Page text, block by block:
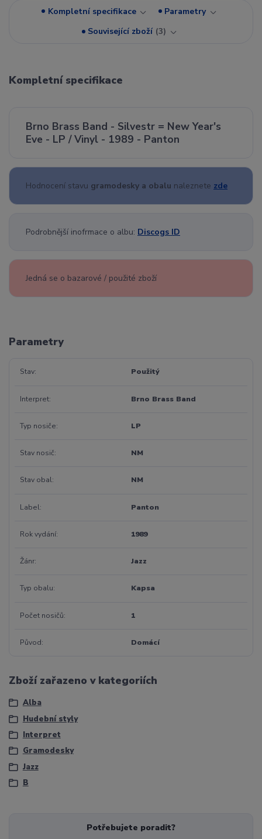
Kompletní specifikace
Parametry
Související zboží 3
Kompletní specifikace
Brno Brass Band - Silvestr = New Year's
Eve - LP / Vinyl - 1989 - Panton
Hodnocení stavu gramodesky a obalu naleznete zde
Podrobnější inofrmace o albu: Discogs ID
Jedná se o bazarové / použité zboží
Parametry
Stav Použitý
Interpret Brno Brass Band
Typ nosiče LP
Stav nosič NM
Stav obal NM
Label Panton
Rok vydání 1989
Žánr Jazz
Typ obalu Kapsa
Počet nosičů 1
Původ Domácí
Zboží zařazeno v kategoriích
Alba
Hudební styly
Interpret
Gramodesky
Jazz
B
Potřebujete poradit?